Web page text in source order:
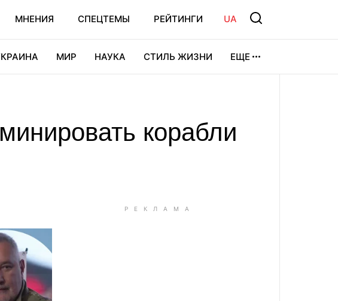
МНЕНИЯ СПЕЦТЕМЫ РЕЙТИНГИ UA
МИР НАУКА СТИЛЬ ЖИЗНИ ЕЩЕ
корабли